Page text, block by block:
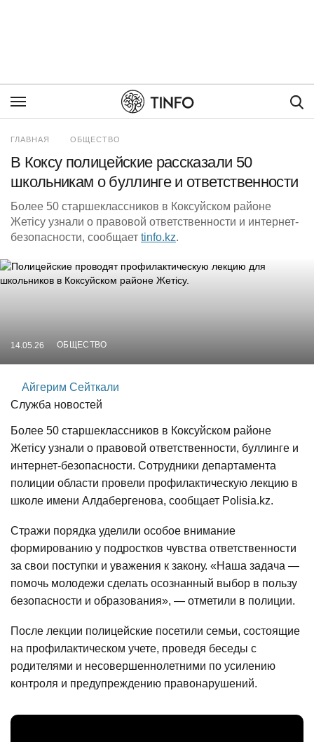
ГЛАВНАЯ ОБЩЕСТВО
В Коксу полицейские рассказали 50
школьникам о буллинге и ответственности
Более 50 старшеклассников в Коксуйском районе
Жетісу узнали о правовой ответственности и интернет-
безопасности, сообщает tinfo.kz.
14.05.26 ОБЩЕСТВО
Айгерим Сейткали
Служба новостей
Более 50 старшеклассников в Коксуйском районе
Жетісу узнали о правовой ответственности, буллинге и
интернет-безопасности. Сотрудники департамента
полиции области провели профилактическую лекцию в
школе имени Алдабергенова, сообщает Polisia.kz.
Стражи порядка уделили особое внимание
формированию у подростков чувства ответственности
за свои поступки и уважения к закону. «Наша задача —
помочь молодежи сделать осознанный выбор в пользу
безопасности и образования», — отметили в полиции.
После лекции полицейские посетили семьи, состоящие
на профилактическом учете, проведя беседы с
родителями и несовершеннолетними по усилению
контроля и предупреждению правонарушений.